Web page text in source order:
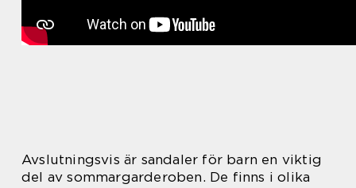
Avslutningsvis är sandaler för barn en viktig
del av sommargarderoben. De finns i olika